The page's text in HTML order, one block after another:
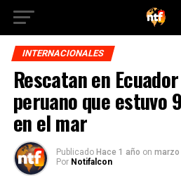
INTERNACIONALES
Rescatan en
peruano que estuvo
en el mar
Publicado Hace 1 año on marzo
Por Notifalcon